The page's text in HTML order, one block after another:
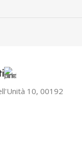
10, 00192